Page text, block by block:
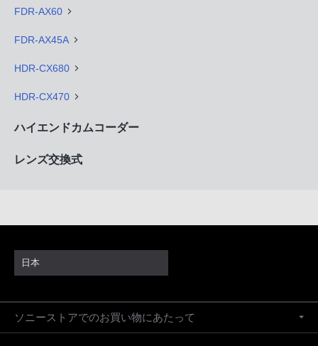
FDR-AX60
FDR-AX45A
HDR-CX680
HDR-CX470
ハイエンドカムコーダー
レンズ交換式
日本
ソニーストアでのお買い物にあたって